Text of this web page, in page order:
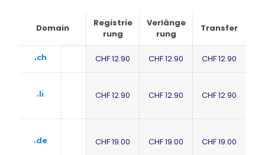
Domain
Registrie
rung
Verlänge
rung
Transfer
.ch CHF 12.90 CHF 12.90 CHF 12.90
.li CHF 12.90 CHF 12.90 CHF 12.90
.de CHF 19.00 CHF 19.00 CHF 19.00